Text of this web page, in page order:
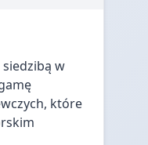
w
które